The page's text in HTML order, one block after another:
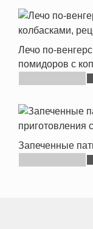
Лечо по-
помидоров с
Запеченные